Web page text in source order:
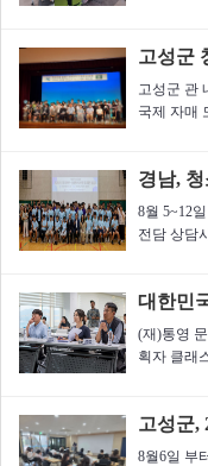
고성군
고성군 관
국제 자매
경남,
8월 5~12
전담 상담
대한민
(재)통영
획자 클래
고성군,
8월6일 부